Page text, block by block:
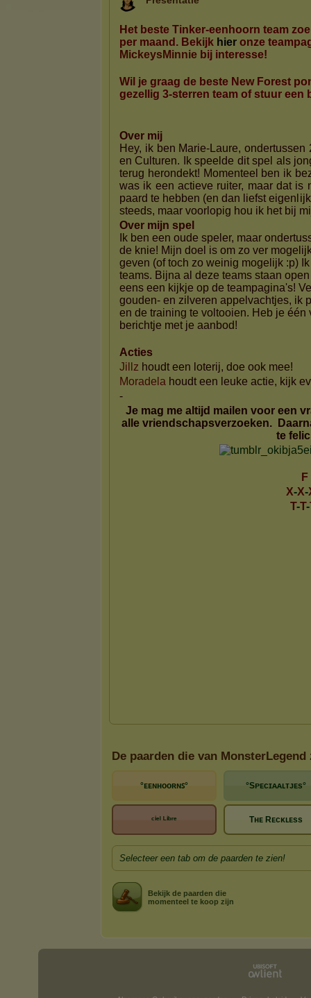
De paarden die van MonsterLegend
°ᴇᴇɴʜᴏᴏʀɴꜱ° °Sᴘᴇᴄɪᴀᴀʟᴛᴊᴇs°
ᶜⁱᵉˡ ᴸⁱᵇʳᵉ Tʜᴇ Rᴇᴄᴋʟᴇss
Selecteer een tab om de paarden te zien!
Bekijk de paarden die
momenteel te koop zijn